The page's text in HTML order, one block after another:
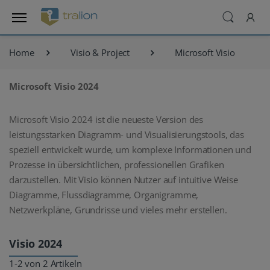
Home Visio & Project Microsoft Visio
Microsoft Visio 2024
Microsoft Visio 2024 ist die neueste Version des
leistungsstarken Diagramm- und Visualisierungstools, das
speziell entwickelt wurde, um komplexe Informationen und
Prozesse in übersichtlichen, professionellen Grafiken
darzustellen. Mit Visio können Nutzer auf intuitive Weise
Diagramme, Flussdiagramme, Organigramme,
Netzwerkpläne, Grundrisse und vieles mehr erstellen.
Visio 2024
1-2 von 2 Artikeln